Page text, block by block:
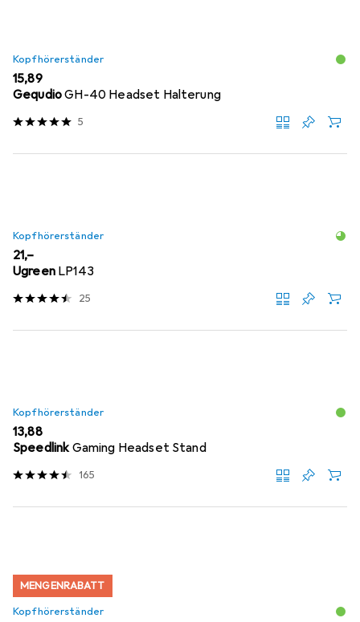
Kopfhörerständer
EUR
15,89
GequdioGH-40 Headset Halterung
5
Kopfhörerständer
EUR
21,–
Ugreen LP143
25
Kopfhörerständer
EUR
13,88
SpeedlinkGaming Headset Stand
165
MENGENRABATT
Kopfhörerständer